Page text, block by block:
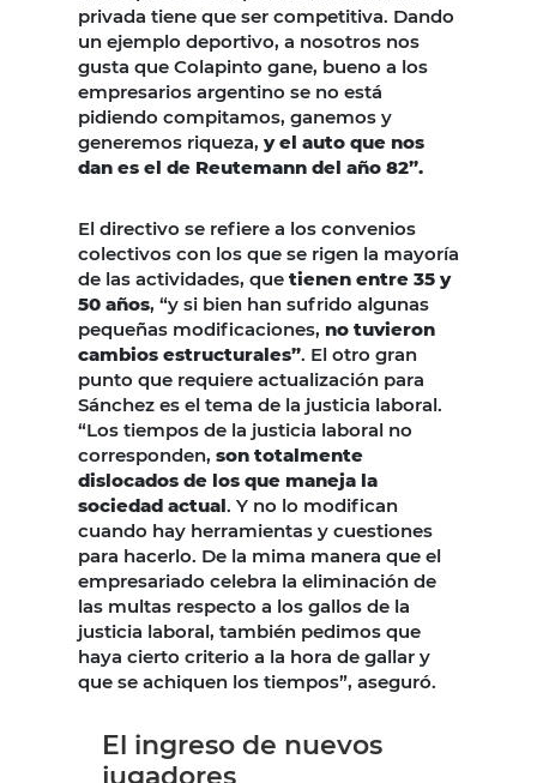
privada tiene que ser competitiva. Dando
un ejemplo deportivo, a nosotros nos
gusta que Colapinto gane, bueno a los
empresarios argentino se no está
pidiendo compitamos, ganemos y
generemos riqueza, y el auto que nos
dan es el de Reutemann del año 82”.
El directivo se refiere a los convenios
colectivos con los que se rigen la mayoría
de las actividades, que tienen entre 35 y
50 años, “y si bien han sufrido algunas
pequeñas modificaciones, no tuvieron
cambios estructurales”. El otro gran
punto que requiere actualización para
Sánchez es el tema de la justicia laboral.
“Los tiempos de la justicia laboral no
corresponden, son totalmente
dislocados de los que maneja la
sociedad actual. Y no lo modifican
cuando hay herramientas y cuestiones
para hacerlo. De la mima manera que el
empresariado celebra la eliminación de
las multas respecto a los gallos de la
justicia laboral, también pedimos que
haya cierto criterio a la hora de gallar y
que se achiquen los tiempos”, aseguró.
El ingreso de nuevos